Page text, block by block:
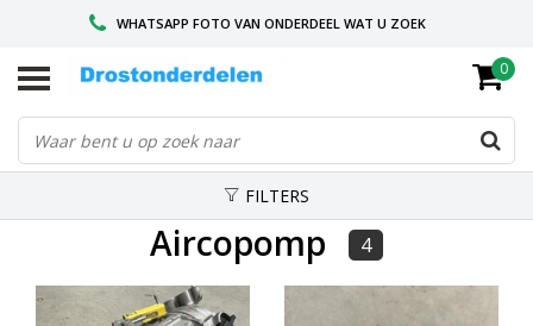
WHATSAPP FOTO VAN ONDERDEEL WAT U ZOEK
VOOR 16.00 BESTELD, VANDAAG VERZONDEN
GESPECIALISEERD PEUGEOT
0
FILTERS
Aircopomp 4